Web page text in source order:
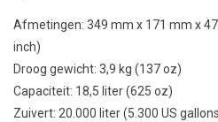
Afmetingen: 349 mm x 171 mm x
inch)
Droog gewicht: 3,9 kg (137 oz)
Capaciteit: 18,5 liter (625 oz)
Zuivert: 20.000 liter (5.300 US